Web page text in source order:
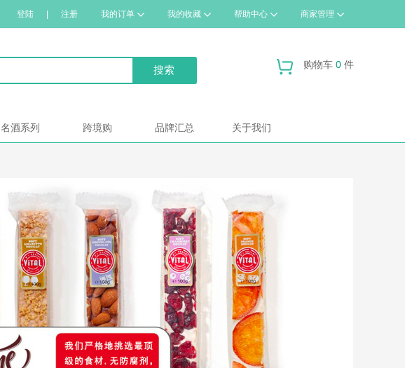
登陆 注册 我的订单 我的收藏 帮助中心 商家管理
购物车 0 件
名酒系列 跨境购 品牌汇总 关于我们